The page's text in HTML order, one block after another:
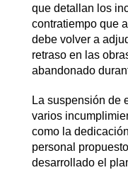
que detallan los
contratiempo que
debe volver a
retraso en las
abandonado
La suspensión de
varios
como la
personal
desarrollado el